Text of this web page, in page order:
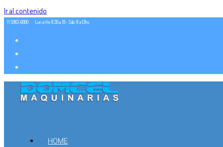
Ir al contenido
11 5963-0000 Lun a Vie 8:30 a 18 - Sáb. 8 a 13hs
HOME